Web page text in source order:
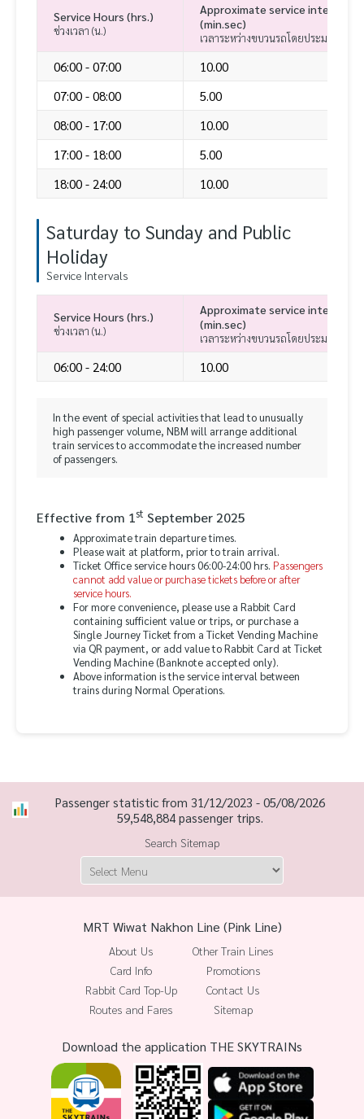
Service Hours (hrs.)
ช่วงเวลา (น.)
Approximate service interval
(min.sec)
เวลาระหว่างขบวนรถโดยประมาณ (นา
06:00 - 07:00
10.00
07:00 - 08:00
5.00
08:00 - 17:00
10.00
17:00 - 18:00
5.00
18:00 - 24:00
10.00
Saturday to Sunday and Public
Holiday
Service Intervals
Service Hours (hrs.)
ช่วงเวลา (น.)
Approximate service interval
(min.sec)
เวลาระหว่างขบวนรถโดยประมาณ (นา
06:00 - 24:00 10.00
In the event of special activities that lead to unusually
high passenger volume, NBM will arrange additional
train services to accommodate the increased number
of passengers.
Effective from 1st September 2025
Approximate train departure times.
Please wait at platform, prior to train arrival.
Ticket Office service hours 06:00-24:00 hrs. Passengers
cannot add value or purchase tickets before or after
service hours.
For more convenience, please use a Rabbit Card
containing sufficient value or trips, or purchase a
Single Journey Ticket from a Ticket Vending Machine
via QR payment, or add value to Rabbit Card at Ticket
Vending Machine (Banknote accepted only).
Above information is the service interval between
trains during Normal Operations.
Passenger statistic from 31/12/2023 - 05/08/2026
59,548,884 passenger trips.
Search Sitemap
MRT Wiwat Nakhon Line (Pink Line)
About Us
Other Train Lines
Card Info
Promotions
Rabbit Card Top-Up
Contact Us
Routes and Fares
Sitemap
Download the application THE SKYTRAINs